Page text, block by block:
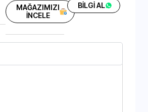
MAĞAZIMIZI
İNCELE
BİLGİ AL